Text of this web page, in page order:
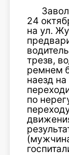
24
на ул.
трезв,
ремнем
наезд
по